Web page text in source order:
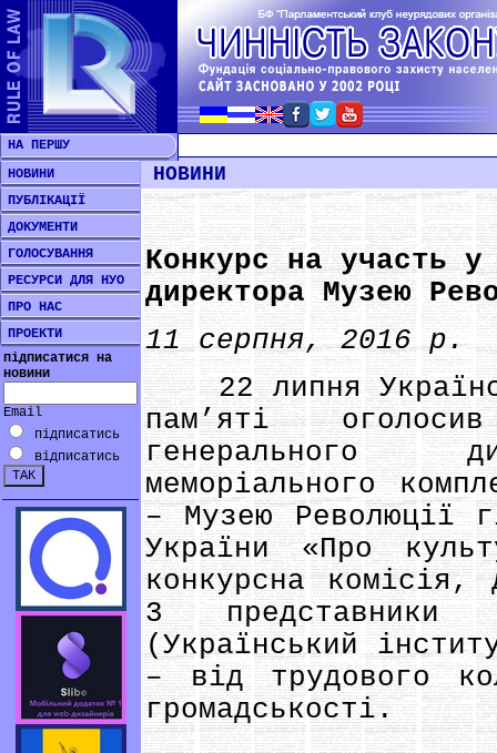
НА ПЕРШУ
НОВИНИ
ПУБЛІКАЦІЇ
ДОКУМЕНТИ
ГОЛОСУВАННЯ
РЕСУРСИ ДЛЯ НУО
ПРО НАС
ПРОЕКТИ
підписатися на
новини
Email
підписатись
відписатись
НОВИНИ
Конкурс на участь
директора Музею
11 серпня, 2016 р.
22 липня
пам’яті
генерального
меморіального
– Музею Революції
України «Про
конкурсна комісія,
3 представники
(Український
– від трудового
громадськості.